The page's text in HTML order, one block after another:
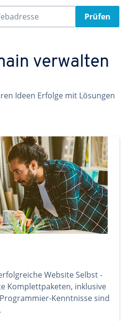
Prüfen
verwalten
Ideen Erfolge mit Lösungen
Website Selbst -
Komplettpaketen, inklusive
Kenntnisse sind